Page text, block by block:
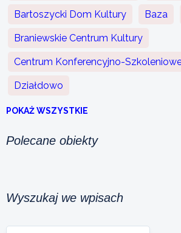
Bartoszycki Dom Kultury Baza
Braniewskie Centrum Kultury
Centrum Konferencyjno-
Działdowo
POKAŻ WSZYSTKIE
Polecane obiekty
Wyszukaj we wpisach